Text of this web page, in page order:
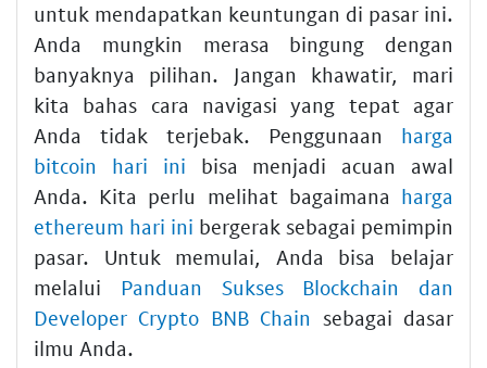
untuk mendapatkan keuntungan di pasar ini.
Anda mungkin merasa bingung dengan
banyaknya pilihan. Jangan khawatir, mari
kita bahas cara navigasi yang tepat agar
Anda tidak terjebak. Penggunaan harga
bitcoin hari ini bisa menjadi acuan awal
Anda. Kita perlu melihat bagaimana harga
ethereum hari ini bergerak sebagai pemimpin
pasar. Untuk memulai, Anda bisa belajar
melalui Panduan Sukses Blockchain dan
Developer Crypto BNB Chain sebagai dasar
ilmu Anda.